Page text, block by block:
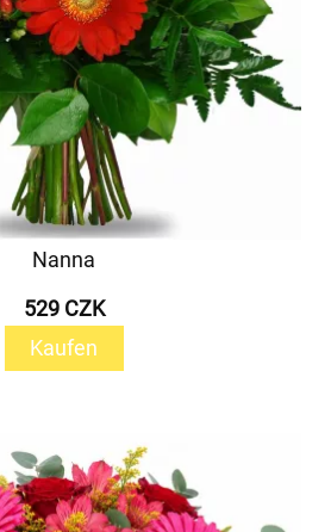
Nanna
529 CZK
Kaufen